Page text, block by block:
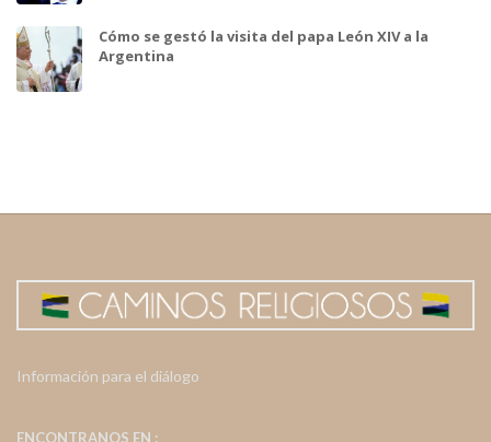
Cómo se gestó la visita del papa León XIV a la
Argentina
Información para el diálogo
ENCONTRANOS EN :